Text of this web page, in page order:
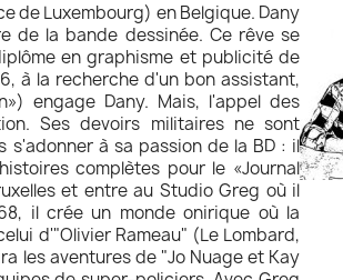
de Luxembourg) en Belgique. Dany
de la bande dessinée. Ce rêve se
en graphisme et publicité de
à la recherche d'un bon assistant,
engage Dany. Mais, l'appel des
Ses devoirs militaires ne sont
à sa passion de la BD : il
complètes pour le «Journal
et entre au Studio Greg où il
il crée un monde onirique où la
d'"Olivier Rameau" (Le Lombard,
les aventures de "Jo Nuage et Kay